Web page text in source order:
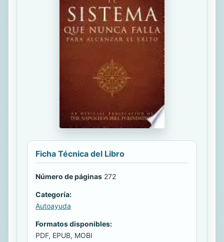
Ficha Técnica del Libro
Número de páginas 272
Categoría:
Autoayuda
Formatos disponibles:
PDF, EPUB, MOBI